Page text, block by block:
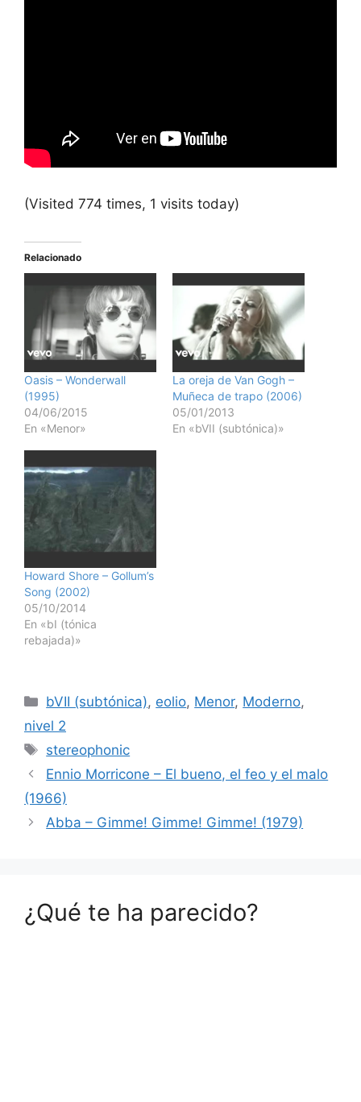
(Visited 774 times, 1 visits today)
Relacionado
Oasis – Wonderwall
(1995)
04/06/2015
En «Menor»
La oreja de Van Gogh –
Muñeca de trapo (2006)
05/01/2013
En «bVII (subtónica)»
Howard Shore – Gollum’s
Song (2002)
05/10/2014
En «bI (tónica
rebajada)»
Categorías
bVII (subtónica), eolio, Menor, Moderno,
nivel 2
Etiquetas
stereophonic
Ennio Morricone – El bueno, el feo y el malo
(1966)
Abba – Gimme! Gimme! Gimme! (1979)
¿Qué te ha parecido?